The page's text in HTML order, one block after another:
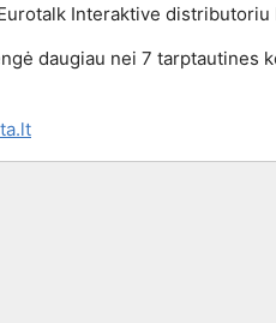
Interaktive distributoriu
daugiau nei 7 tarptautines